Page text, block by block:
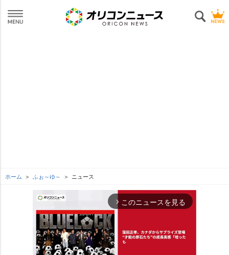
ホーム ふぉ～ゆ～ ニュース
arrow_forward_ios このニュースを見る